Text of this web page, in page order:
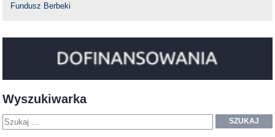
Fundusz Berbeki
Wyszukiwarka
SZUKAJ